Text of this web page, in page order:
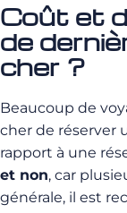
Coût et
de
cher ?
Beaucoup de
cher de réserver
rapport à une
et non, car
générale, il est